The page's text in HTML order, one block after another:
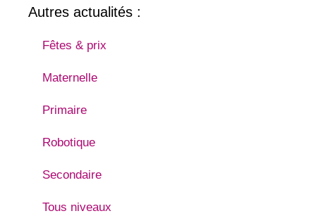
Autres actualités :
Fêtes & prix
Maternelle
Primaire
Robotique
Secondaire
Tous niveaux